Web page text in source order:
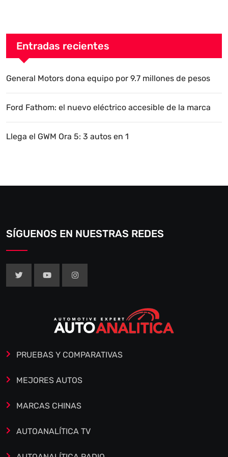
Entradas recientes
General Motors dona equipo por 9.7 millones de pesos
Ford Fathom: el nuevo eléctrico accesible de la marca
Llega el GWM Ora 5: 3 autos en 1
SÍGUENOS EN NUESTRAS REDES
PRUEBAS Y COMPARATIVAS
MEJORES AUTOS
MARCAS CHINAS
AUTOANALÍTICA TV